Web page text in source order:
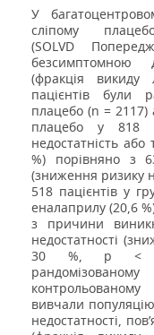
У
сліпому
(SOLVD
безсимптомною
(фракція
пацієнтів були
плацебо (n = 2117)
плацебо у 818
недостатність
%) порівняно з
(зниження ризику
518 пацієнтів у
еналаприлу (20,6
з причини
недостатності
30 %, р <
контрольованому
вивчали
недостатності,